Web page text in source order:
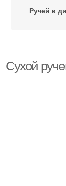
Ручей в
Сухой